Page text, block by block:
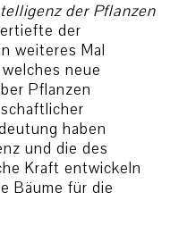
der Pflanzen
der
weiteres Mal
neue
Pflanzen
haben
und die des
Kraft entwickeln
Bäume für die